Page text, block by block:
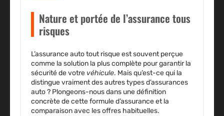
Nature et portée de l’assurance tous
risques
L’assurance auto tout risqueest souvent perçue
comme la solution la plus complète pour garantir la
sécurité de votre véhicule. Mais qu’est-ce qui la
distingue vraiment des autres types d’assurances
auto? Plongeons-nous dans une définition
concrète de cetteformule d’assuranceet la
comparaison avec les offres habituelles.